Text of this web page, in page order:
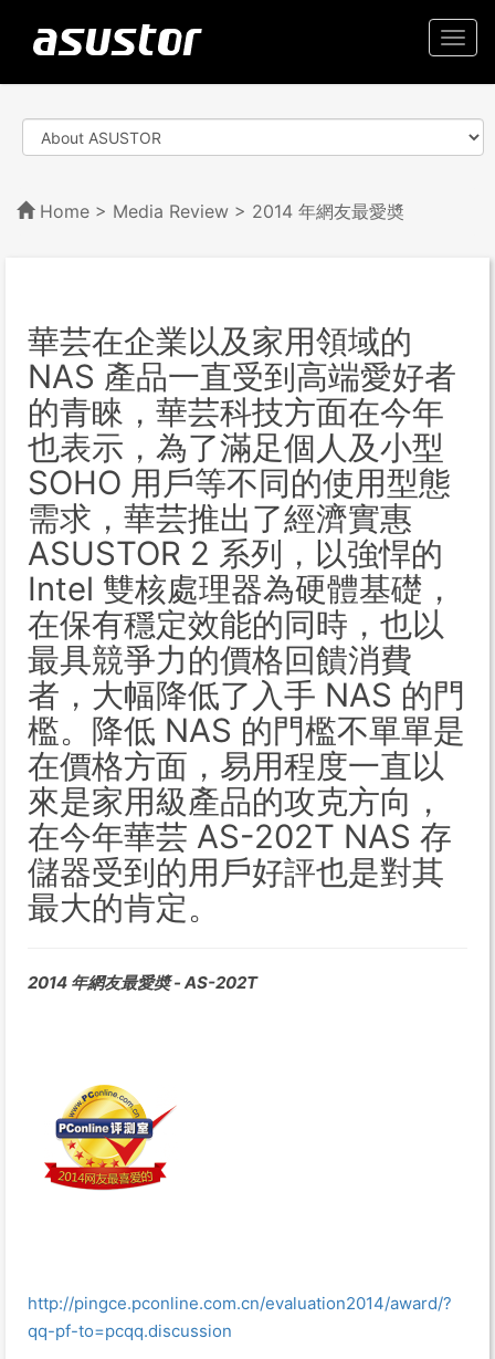
Home > Media Review > 2014 年網友最愛奬
華芸在企業以及家用領域的
NAS 產品一直受到高端愛好者
的青睞，華芸科技方面在今年
也表示，為了滿足個人及小型
SOHO 用戶等不同的使用型態
需求，華芸推出了經濟實惠
ASUSTOR 2 系列，以強悍的
Intel 雙核處理器為硬體基礎，
在保有穩定效能的同時，也以
最具競爭力的價格回饋消費
者，大幅降低了入手 NAS 的門
檻。降低 NAS 的門檻不單單是
在價格方面，易用程度一直以
來是家用級產品的攻克方向，
在今年華芸 AS-202T NAS 存
儲器受到的用戶好評也是對其
最大的肯定。
2014 年網友最愛奬 - AS-202T
http://pingce.pconline.com.cn/evaluation2014/award/?
qq-pf-to=pcqq.discussion